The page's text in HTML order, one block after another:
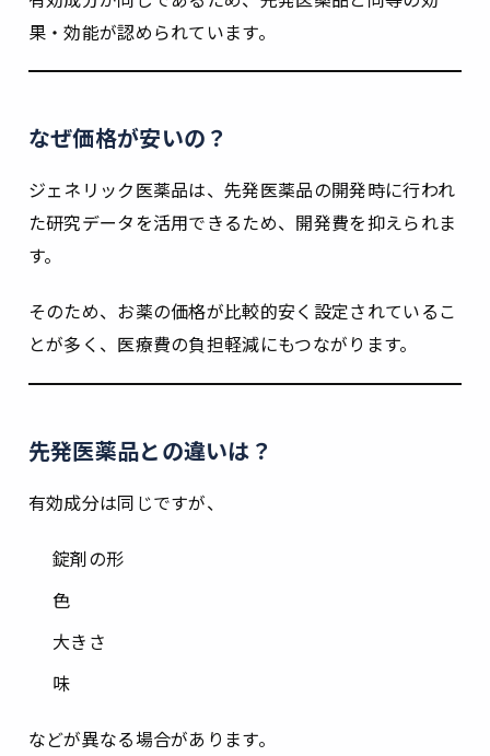
果・効能が認められています。
なぜ価格が安いの？
ジェネリック医薬品は、先発医薬品の開発時に行われ
た研究データを活用できるため、開発費を抑えられま
す。
そのため、お薬の価格が比較的安く設定されているこ
とが多く、医療費の負担軽減にもつながります。
先発医薬品との違いは？
有効成分は同じですが、
錠剤の形
色
大きさ
味
などが異なる場合があります。